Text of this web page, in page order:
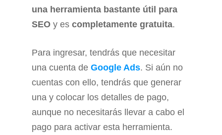
una herramienta bastante útil para
SEO y es completamente gratuita.
Para ingresar, tendrás que necesitar
una cuenta de Google Ads. Si aún no
cuentas con ello, tendrás que generar
una y colocar los detalles de pago,
aunque no necesitarás llevar a cabo el
pago para activar esta herramienta.